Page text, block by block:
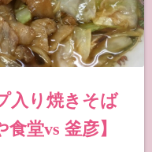
入り焼きそば
堂vs 釜彦】